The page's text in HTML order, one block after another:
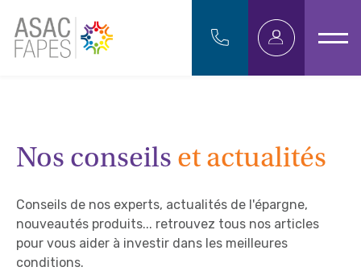
Nos conseils et actualités
Conseils de nos experts, actualités de l'épargne,
nouveautés produits... retrouvez tous nos articles
pour vous aider à investir dans les meilleures
conditions.